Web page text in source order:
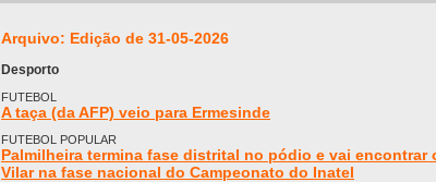
Arquivo: Edição de 31-05-2026
Desporto
FUTEBOL
A taça (da AFP) veio para Ermesinde
FUTEBOL POPULAR
Palmilheira termina fase distrital no pódio e vai encontrar
Vilar na fase nacional do Campeonato do Inatel